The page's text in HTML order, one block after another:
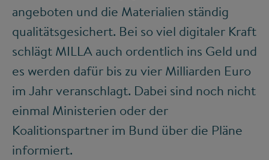
angeboten und die Materialien ständig
qualitätsgesichert. Bei so viel digitaler Kraft
schlägt MILLA auch ordentlich ins Geld und
es werden dafür bis zu vier Milliarden Euro
im Jahr veranschlagt. Dabei sind noch nicht
einmal Ministerien oder der
Koalitionspartner im Bund über die Pläne
informiert.